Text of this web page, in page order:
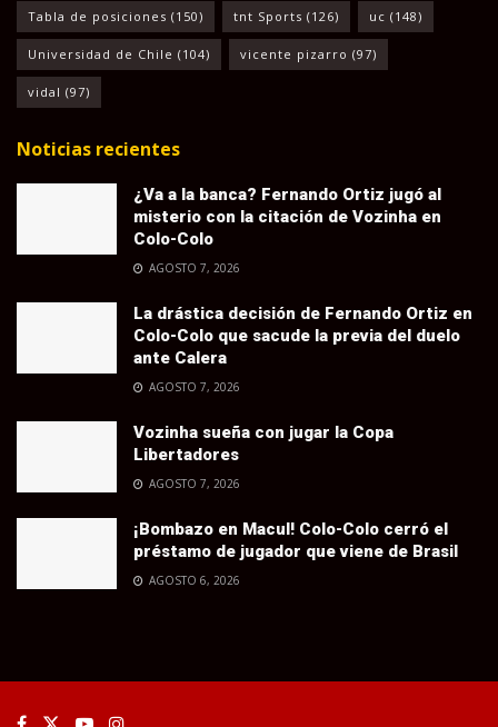
Tabla de posiciones (150) tnt Sports (126) uc (148)
Universidad de Chile (104) vicente pizarro (97)
vidal (97)
Noticias recientes
¿Va a la banca? Fernando Ortiz jugó al
misterio con la citación de Vozinha en
Colo-Colo
AGOSTO 7, 2026
La drástica decisión de Fernando Ortiz en
Colo-Colo que sacude la previa del duelo
ante Calera
AGOSTO 7, 2026
Vozinha sueña con jugar la Copa
Libertadores
AGOSTO 7, 2026
¡Bombazo en Macul! Colo-Colo cerró el
préstamo de jugador que viene de Brasil
AGOSTO 6, 2026